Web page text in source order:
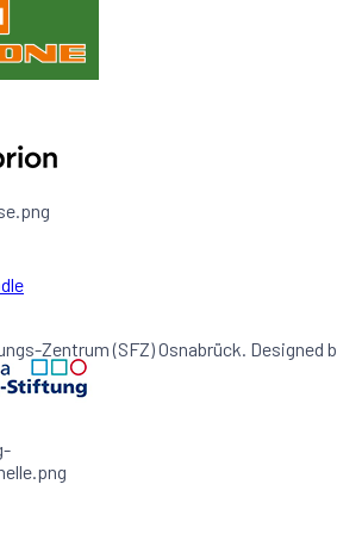
Zentrum (SFZ) Osnabrück. Designed